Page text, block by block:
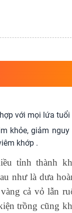
với mọi lứa tuổi
khỏe, giảm nguy
khớp .
tỉnh thành
như là dưa
cả vỏ lẫn
trồng cũng